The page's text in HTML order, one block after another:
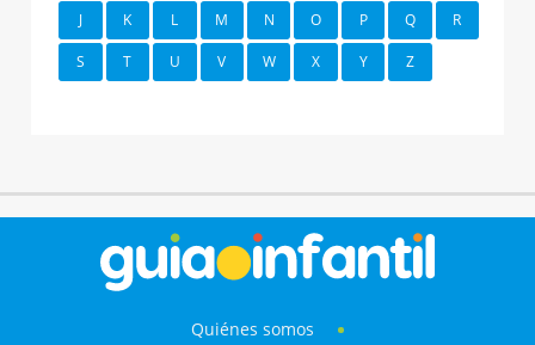
J K L M N O P Q R
S T U V W X Y Z
Quiénes somos